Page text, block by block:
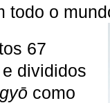
todo o
67
divididos
como